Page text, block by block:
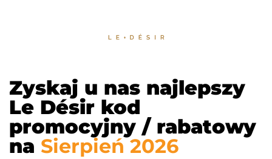
Zyskaj u nas najlepszy
Le Désir kod
promocyjny / rabatowy
na Sierpień 2026